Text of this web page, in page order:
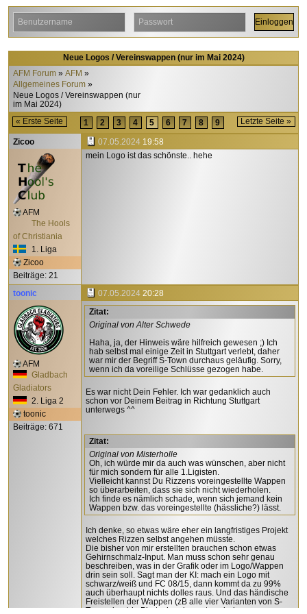
Neue Logos / Vereinswappen (nur im Mai 2024)
AFM Forum
AFM
Allgemeines Forum
Neue Logos / Vereinswappen (nur
im Mai 2024)
« Erste Seite
1 2 3 4 5 6 7 8 9 Letzte Seite »
Zicoo
AFM
The Hools
of Christiania
1. Liga
Zicoo
Beiträge: 21
07.05.2024 19:58
mein Logo ist das schönste.. hehe
toonic
AFM
Gladbach
Gladiators
2. Liga 2
toonic
Beiträge: 671
07.05.2024 20:28
Zitat:
Original von Alter Schwede
Haha, ja, der Hinweis wäre hilfreich gewesen ;) Ich
hab selbst mal einige Zeit in Stuttgart verlebt, daher
war mir der Begriff S-Town durchaus geläufig. Sorry,
wenn ich da voreilige Schlüsse gezogen habe.
Es war nicht Dein Fehler. Ich war gedanklich auch
schon vor Deinem Beitrag in Richtung Stuttgart
unterwegs ^^
Zitat:
Original von Misterholle
Oh, ich würde mir da auch was wünschen, aber nicht
für mich sondern für alle 1.Ligisten.
Vielleicht kannst Du Rizzens voreingestellte Wappen
so überarbeiten, dass sie sich nicht wiederholen.
Ich finde es nämlich schade, wenn sich jemand kein
Wappen bzw. das voreingestellte (hässliche?) lässt.
Ich denke, so etwas wäre eher ein langfristiges Projekt
welches Rizzen selbst angehen müsste.
Die bisher von mir erstellten brauchen schon etwas
Gehirnschmalz-Input. Man muss schon sehr genau
beschreiben, was in der Grafik oder im Logo/Wappen
drin sein soll. Sagt man der KI: mach ein Logo mit
schwarz/weiß und FC 08/15, dann kommt da zu 99%
auch überhaupt nichts dolles raus. Und das händische
Freistellen der Wappen (zB alle vier Varianten von S-
Town oben) in Photoshop kommt noch dazu...